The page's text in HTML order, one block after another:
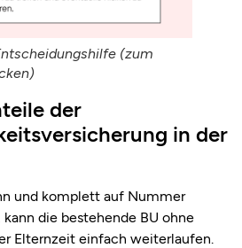
(zum
der
in der
und komplett auf Nummer
die bestehende BU ohne
Elternzeit einfach weiterlaufen.